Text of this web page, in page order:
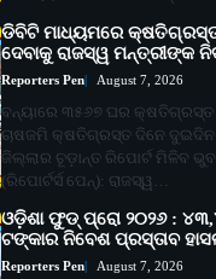
ଡିବିଟି ମାଧ୍ୟମରେ
ଦେବାକୁ ରାଜସ୍ୱ ମନ୍ତ୍ରୀଙ୍କ
Reporters Pen August 7, 2026
ବନ୍ୟାରେ ୩୫୬୭ ଘର କ୍ଷତିଗ୍ରସ୍ତ
ଚାଷଜମି କ୍ଷତିଗ୍ରସ୍ତ ଦିନେ
ଜିଲ୍ଲାର ଚୂଡ଼ାନ୍ତ ରିପୋର୍ଟ ମିଳିବ
(ରିପୋର୍ଟର୍ସ ପେନ୍‌): ରାଜସ୍ୱ…
ଓଡ଼ିଶା ଫୁଡ୍ ପ୍ରୋ ୨୦୨୬ :
ଟଙ୍କାର ନିବେଶ ପ୍ରସ୍ତାବ
Reporters Pen August 7, 2026